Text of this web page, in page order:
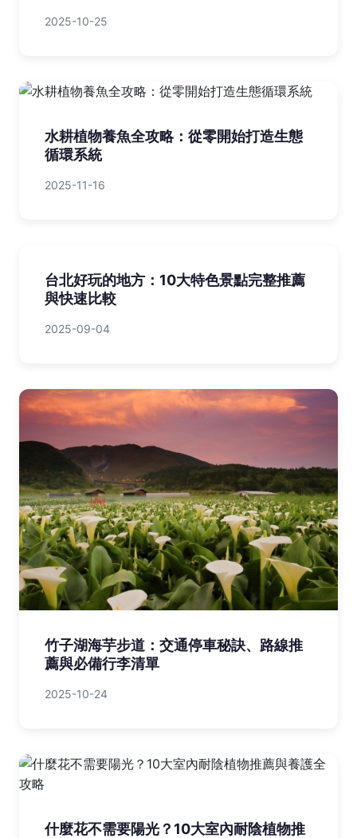
2025-10-25
水耕植物養魚全攻略：從零開始打造生態
循環系統
2025-11-16
台北好玩的地方：10大特色景點完整推薦
與快速比較
2025-09-04